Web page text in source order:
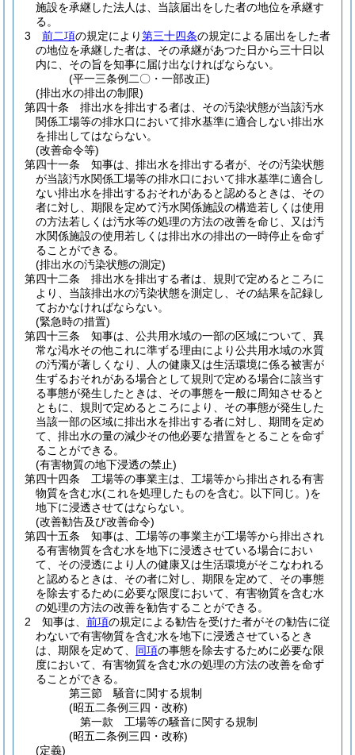
施設を承継した法人は、当該届出をした者の地位を承継す
る。
3
前二項の規定により第三十四条の規定による届出をした者
の地位を承継した者は、その承継があつた日から三十日以
内に、その旨を知事に届け出なければならない。
(平一三条例二〇・一部改正)
(排出水の排出の制限)
第四十条
排出水を排出する者は、その汚染状態が当該汚水
関係工場等の排水口において排水基準に適合しない排出水
を排出してはならない。
(改善命令等)
第四十一条
知事は、排出水を排出する者が、その汚染状態
が当該汚水関係工場等の排水口において排水基準に適合し
ない排出水を排出するおそれがあると認めるときは、その
者に対し、期限を定めて汚水関係施設の構造若しくは使用
の方法若しくは汚水等の処理の方法の改善を命じ、又は汚
水関係施設の使用若しくは排出水の排出の一時停止を命ず
ることができる。
(排出水の汚染状態の測定)
第四十二条
排出水を排出する者は、規則で定めるところに
より、当該排出水の汚染状態を測定し、その結果を記録し
ておかなければならない。
(緊急時の措置)
第四十三条
知事は、公共用水域の一部の区域について、異
常な渇水その他これに準ずる理由により公共用水域の水質
の汚濁が著しくなり、人の健康又は生活環境に係る被害が
生ずるおそれがある場合として規則で定める場合に該当す
る事態が発生したときは、その事態を一般に周知させると
ともに、規則で定めるところにより、その事態が発生した
当該一部の区域に排出水を排出する者に対し、期間を定め
て、排出水の量の減少その他必要な措置をとることを命ず
ることができる。
(有害物質の地下浸透の禁止)
第四十四条
工場等の事業主は、工場等から排出される有害
物質を含む水(これを処理したものを含む。以下同じ。)を
地下に浸透させてはならない。
(改善勧告及び改善命令)
第四十五条
知事は、工場等の事業主が工場等から排出され
る有害物質を含む水を地下に浸透させている場合におい
て、その浸透により人の健康又は生活環境がそこなわれる
と認めるときは、その者に対し、期限を定めて、その事態
を除去するために必要な限度において、有害物質を含む水
の処理の方法の改善を勧告することができる。
2
知事は、 前項の規定による勧告を受けた者がその勧告に従
わないで有害物質を含む水を地下に浸透させているとき
は、期限を定めて、 同項の事態を除去するために必要な限
度において、有害物質を含む水の処理の方法の改善を命ず
ることができる。
第三節
騒音に関する規制
(昭五二条例三四・改称)
第一款
工場等の騒音に関する規制
(昭五二条例三四・改称)
(定義)